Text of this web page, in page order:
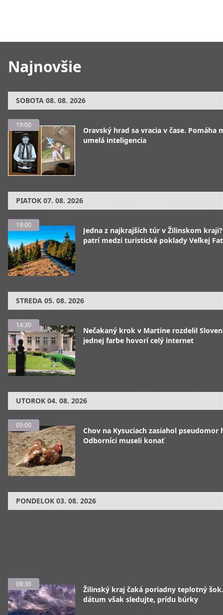
Najnovšie
SOBOTA 08. 08. 2026
19:00
Oravský hrad sa vracia v čase. Pomáha
umelá inteligencia
PIATOK 07. 08. 2026
19:00
Jedna z najkrajších túr v Žilinskom
patrí medzi turistické poklady Veľkej
STREDA 05. 08. 2026
14:30
Nečakaný krok v Martine rozdelil
jednej farbe hovorí celý internet
UTOROK 04. 08. 2026
09:00
Chov na Kysuciach zasiahol pseudomor
Odborníci museli konať
PONDELOK 03. 08. 2026
09:30
Žilinský kraj čaká poriadny teplotný
dátum však sledujte, prídu búrky